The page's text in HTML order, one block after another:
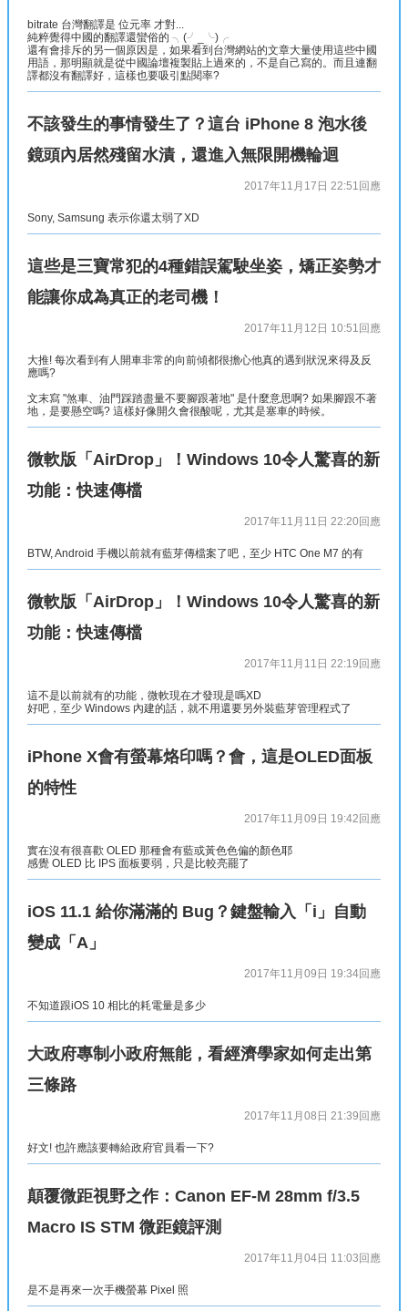
bitrate 台灣翻譯是 位元率 才對...
純粹覺得中國的翻譯還蠻俗的 ╮(╯_╰)╭
還有會排斥的另一個原因是，如果看到台灣網站的文章大量使用這些中國
用語，那明顯就是從中國論壇複製貼上過來的，不是自己寫的。而且連翻
譯都沒有翻譯好，這樣也要吸引點閱率?
不該發生的事情發生了？這台 iPhone 8 泡水後
鏡頭內居然殘留水漬，還進入無限開機輪迴
2017年11月17日 22:51 回應
Sony, Samsung 表示你還太弱了XD
這些是三寶常犯的4種錯誤駕駛坐姿，矯正姿勢才
能讓你成為真正的老司機！
2017年11月12日 10:51 回應
大推! 每次看到有人開車非常的向前傾都很擔心他真的遇到狀況來得及反
應嗎?
文末寫 "煞車、油門踩踏盡量不要腳跟著地" 是什麼意思啊? 如果腳跟不著
地，是要懸空嗎? 這樣好像開久會很酸呢，尤其是塞車的時候。
微軟版「AirDrop」！Windows 10令人驚喜的新
功能：快速傳檔
2017年11月11日 22:20 回應
BTW, Android 手機以前就有藍芽傳檔案了吧，至少 HTC One M7 的有
微軟版「AirDrop」！Windows 10令人驚喜的新
功能：快速傳檔
2017年11月11日 22:19 回應
這不是以前就有的功能，微軟現在才發現是嗎XD
好吧，至少 Windows 內建的話，就不用還要另外裝藍芽管理程式了
iPhone X會有螢幕烙印嗎？會，這是OLED面板
的特性
2017年11月09日 19:42 回應
實在沒有很喜歡 OLED 那種會有藍或黃色色偏的顏色耶
感覺 OLED 比 IPS 面板要弱，只是比較亮罷了
iOS 11.1 給你滿滿的 Bug？鍵盤輸入「i」自動
變成「A」
2017年11月09日 19:34回應
不知道跟iOS 10 相比的耗電量是多少
大政府專制小政府無能，看經濟學家如何走出第
三條路
2017年11月08日 21:39 回應
好文! 也許應該要轉給政府官員看一下?
顛覆微距視野之作：Canon EF-M 28mm f/3.5
Macro IS STM 微距鏡評測
2017年11月04日 11:03 回應
是不是再來一次手機螢幕 Pixel 照